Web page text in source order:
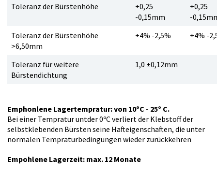
Toleranz der Bürstenhöhe
+0,25
-0,15mm
+0,25
-
Toleranz der Bürstenhöhe
>6,50mm
+4% -2,5% +4% -
Toleranz für weitere
Bürstendichtung
1,0 ±0,12mm
Emphonlene Lagertempratur: von 10ºC - 25º C.
Bei einer Tempratur untder 0ºC verliert der Klebstoff der
selbstklebenden Bürsten seine Hafteigenschaften, die unter
normalen Tempraturbedingungen wieder zurückkehren
Empohlene Lagerzeit: max. 12 Monate